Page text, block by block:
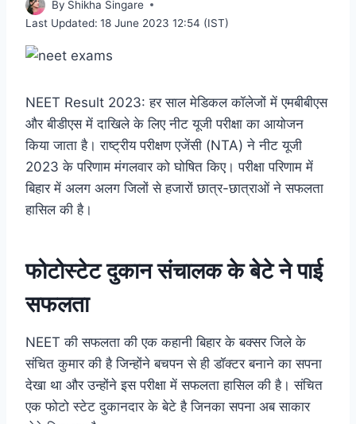
By Shikha Singare
Last Updated: 18 June 2023 12:54 (IST)
NEET Result 2023: हर साल मेडिकल कॉलेजों में एमबीबीएस
और बीडीएस में दाखिले के लिए नीट यूजी परीक्षा का आयोजन
किया जाता है। राष्ट्रीय परीक्षण एजेंसी (NTA) ने नीट यूजी
2023 के परिणाम मंगलवार को घोषित किए। परीक्षा परिणाम में
बिहारमें अलग अलग जिलों से हजारों छात्र-छात्राओं ने सफलता
हासिल की है।
फोटोस्टेट दुकान संचालक के बेटे ने पाई
सफलता
NEET की सफलता की एक कहानी बिहार के बक्सर जिले के
संचित कुमार की है जिन्होंने बचपन से ही डॉक्टर बनाने का सपना
देखा था और उन्होंने इस परीक्षा में सफलता हासिल की है। संचित
एक फोटो स्टेट दुकानदार के बेटे है जिनका सपना अब साकार